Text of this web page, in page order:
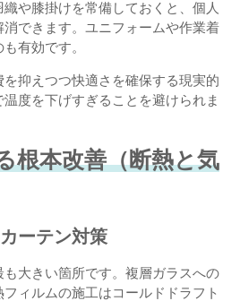
や膝掛けを常備しておくと、個人
できます。ユニフォームや作業着
有効です。
抑えつつ快適さを確保する現実的
度を下げすぎることを避けられま
根本改善（断熱と気
ーテン対策
大きい箇所です。複層ガラスへの
ィルムの施工はコールドドラフト